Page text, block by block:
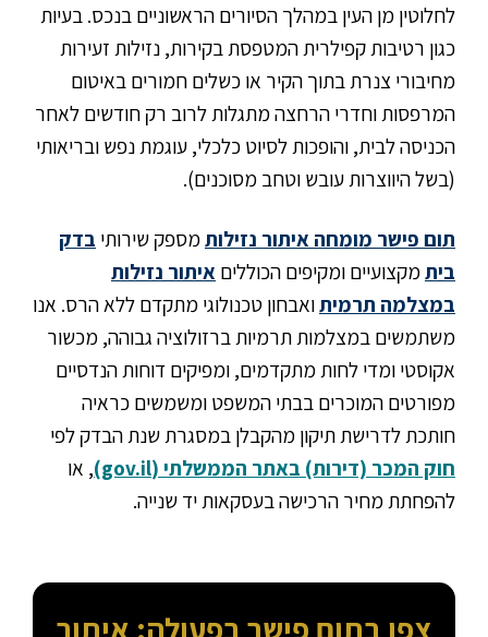
לחלוטין מן העין במהלך הסיורים הראשוניים בנכס. בעיות
כגון רטיבות קפילרית המטפסת בקירות, נזילות זעירות
מחיבורי צנרת בתוך הקיר או כשלים חמורים באיטום
המרפסות וחדרי הרחצה מתגלות לרוב רק חודשים לאחר
הכניסה לבית, והופכות לסיוט כלכלי, עוגמת נפש ובריאותי
(בשל היווצרות עובש וטחב מסוכנים).
תום פישר מומחה איתור נזילותמספק שירותי בדק
ביתמקצועיים ומקיפים הכוללים איתור נזילות
במצלמה תרמיתואבחון טכנולוגי מתקדם ללא הרס. אנו
משתמשים במצלמות תרמיות ברזולוציה גבוהה, מכשור
אקוסטי ומדי לחות מתקדמים, ומפיקים דוחות הנדסיים
מפורטים המוכרים בבתי המשפט ומשמשים כראיה
חותכת לדרישת תיקון מהקבלן במסגרת שנת הבדק לפי
חוק המכר (דירות) באתר הממשלתי (gov.il)
, או
להפחתת מחיר הרכישה בעסקאות יד שנייה.
צפו בתום פישר בפעולה: איתור